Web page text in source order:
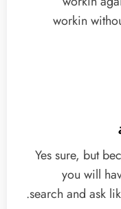
workin
Yes sure, but
you will
search and ask